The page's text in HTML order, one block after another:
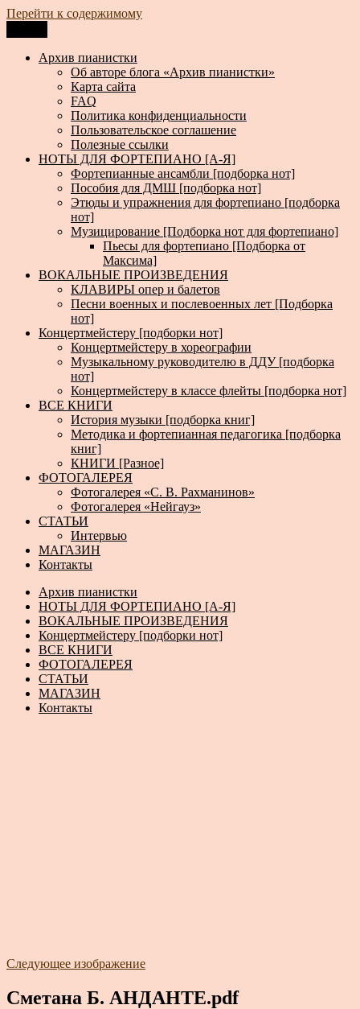
Перейти к содержимому
Архив пианистки
Всё для пианистов: ноты, книги, музыка, статьи…
Архив пианистки
Об авторе блога «Архив пианистки»
Карта сайта
FAQ
Политика конфиденциальности
Пользовательское соглашение
Полезные ссылки
НОТЫ ДЛЯ ФОРТЕПИАНО [А-Я]
Фортепианные ансамбли [подборка нот]
Пособия для ДМШ [подборка нот]
Этюды и упражнения для фортепиано [подборка
нот]
Музицирование [Подборка нот для фортепиано]
Пьесы для фортепиано [Подборка от
Максима]
ВОКАЛЬНЫЕ ПРОИЗВЕДЕНИЯ
КЛАВИРЫ опер и балетов
Песни военных и послевоенных лет [Подборка
нот]
Концертмейстеру [подборки нот]
Концертмейстеру в хореографии
Музыкальному руководителю в ДДУ [подборка
нот]
Концертмейстеру в классе флейты [подборка нот]
ВСЕ КНИГИ
История музыки [подборка книг]
Методика и фортепианная педагогика [подборка
книг]
КНИГИ [Разное]
ФОТОГАЛЕРЕЯ
Фотогалерея «С. В. Рахманинов»
Фотогалерея «Нейгауз»
СТАТЬИ
Интервью
МАГАЗИН
Контакты
Архив пианистки
НОТЫ ДЛЯ ФОРТЕПИАНО [А-Я]
ВОКАЛЬНЫЕ ПРОИЗВЕДЕНИЯ
Концертмейстеру [подборки нот]
ВСЕ КНИГИ
ФОТОГАЛЕРЕЯ
СТАТЬИ
МАГАЗИН
Контакты
Следующее изображение
Сметана Б. АНДАНТЕ.pdf